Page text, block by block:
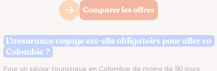
Comparer les offres
L'assurance voyage est-elle obligatoire pour aller en
Colombie ?
Pour un séjour touristique en Colombie de moins de 90 jours,